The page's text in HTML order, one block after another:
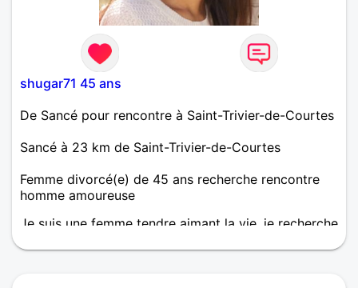
shugar71 45 ans
De Sancé pour rencontre à Saint-Trivier-de-Courtes
Sancé à 23 km de Saint-Trivier-de-Courtes
Femme divorcé(e) de 45 ans recherche rencontre
homme amoureuse
Je suis une femme tendre aimant la vie, je recherche
J'ai bien envie de sortir de ma solitude, alors je